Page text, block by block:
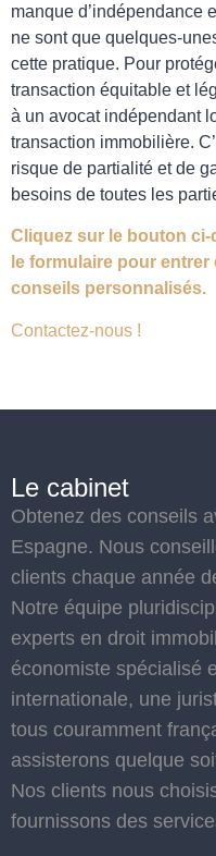
manque d’indépendance
ne sont que quelques-
cette pratique. Pour
transaction équitable et
à un avocat indépendant
transaction immobilière.
risque de partialité et de
besoins de toutes les
Cliquez sur le bouton
le formulaire pour
conseils personnalisés.
Contactez-nous !
Le cabinet
Obtenez des conseils
Espagne. Nous
clients chaque année
Notre équipe
experts en droit
économiste spécialisé
internationale, une
tous couramment
assisterons quelque
Nos clients nous
fournissons des